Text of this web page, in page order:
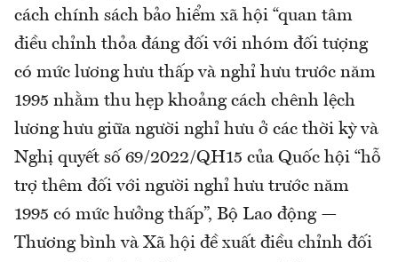
cách chính sách bảo hiểm xã hội “quan tâm
điều chỉnh thỏa đáng đối với nhóm đối tượng
có mức lương hưu thấp và nghỉ hưu trước năm
1995 nhằm thu hẹp khoảng cách chênh lệch
lương hưu giữa người nghỉ hưu ở các thời kỳ và
Nghị quyết số 69/2022/QH15 của Quốc hội “hỗ
trợ thêm đối với người nghỉ hưu trước năm
1995 có mức hưởng thấp”, Bộ Lao động —
Thương bình và Xã hội đề xuất điều chỉnh đối